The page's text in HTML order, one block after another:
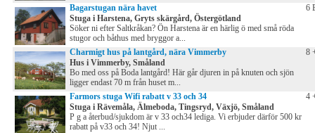
Bagarstugan nära havet
Stuga i Harstena, Gryts skärgård, Östergötland
Söker ni efter Saltkråkan? Ön Harstena är en härlig ö med små röda
stugor och båthus med bryggor a...
6
Charmigt hus på lantgård, nära Vimmerby
Hus i Vimmerby, Småland
Bo med oss på Boda lantgård! Här går djuren in på knuten och sjön
ligger endast 70 m från huset m...
8
Farmors stuga Wifi rabatt v 33 och 34
Stuga i Rävemåla, Älmeboda, Tingsryd, Växjö, Småland
P g a återbud/sjukdom är v 33 och34 lediga. Vi erbjuder därför 500 kr
rabatt på v33 och 34! Njut ...
4